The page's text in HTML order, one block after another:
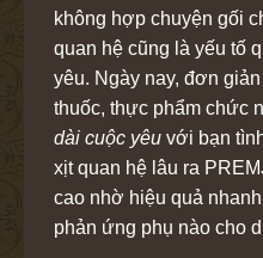
không hợp chuyện gối
quan hệ cũng là yếu tố
yêu. Ngày nay, đơn
thuốc, thực phẩm chức
dài cuộc yêu với bạn
xịt quan hệ lâu ra
cao nhờ hiệu quả
phản ứng phụ nào cho